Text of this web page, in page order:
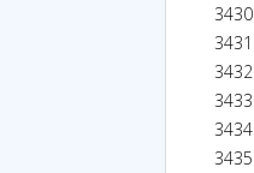
3430
3431
3432
3433
3434
3435